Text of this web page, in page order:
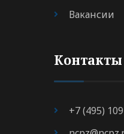
Вакансии
Контакты
+7 (495)